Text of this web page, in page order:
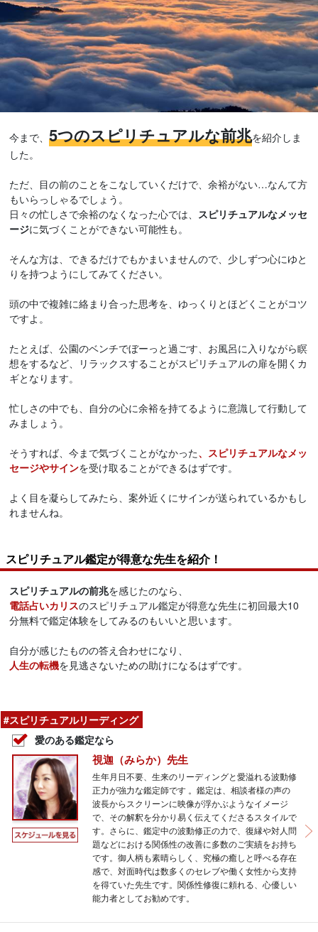
今まで、5つのスピリチュアルな前兆を紹介しま
した。
ただ、目の前のことをこなしていくだけで、余裕がない…なんて方
もいらっしゃるでしょう。
日々の忙しさで余裕のなくなった心では、 スピリチュアルなメッセ
ージに気づくことができない可能性も。
そんな方は、できるだけでもかまいませんので、少しずつ心にゆと
りを持つようにしてみてください。
頭の中で複雑に絡まり合った思考を、ゆっくりとほどくことがコツ
ですよ。
たとえば、公園のベンチでぼーっと過ごす、お風呂に入りながら瞑
想をするなど、リラックスすることがスピリチュアルの扉を開くカ
ギとなります。
忙しさの中でも、自分の心に余裕を持てるように意識して行動して
みましょう。
そうすれば、今まで気づくことがなかった、スピリチュアルなメッ
セージやサインを受け取ることができるはずです。
よく目を凝らしてみたら、案外近くにサインが送られているかもし
れませんね。
スピリチュアル鑑定が得意な先生を紹介！
スピリチュアルの前兆を感じたのなら、
電話占いカリスのスピリチュアル鑑定が得意な先生に初回最大10
分無料で鑑定体験をしてみるのもいいと思います。
自分が感じたものの答え合わせになり、
人生の転機を見逃さないための助けになるはずです。
#スピリチュアルリーディング
愛のある鑑定なら
視迦（みらか）先生
生年月日不要、生来のリーディングと愛溢れる波動修
正力が強力な鑑定師です 。鑑定は、相談者様の声の
波長からスクリーンに映像が浮かぶようなイメージ
で、その解釈を分かり易く伝えてくださるスタイルで
す。さらに、鑑定中の波動修正の力で、復縁や対人問
題などにおける関係性の改善に多数のご実績をお持ち
です。御人柄も素晴らしく、究極の癒しと呼べる存在
感で、対面時代は数多くのセレブや働く女性から支持
を得ていた先生です。関係性修復に頼れる、心優しい
能力者としてお勧めです。